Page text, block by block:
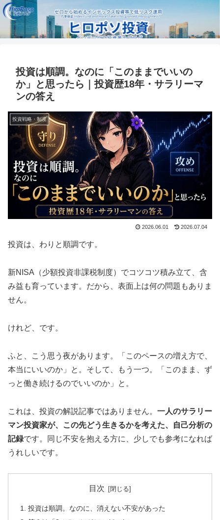
投資は順調。なのに「このままでいいの
か」と思ったら｜投資歴18年・サラリーマ
ンの答え
投資戦略・制度
2026.06.01 2026.07.04
投資は、わりと順調です。
新NISA（少額投資非課税制度）でコツコツ積み立て、含
み益も育っています。だから、表面上は何の問題もありま
せん。
けれど、です。
ふと、こう思う夜があります。「このペースの増え方で、
本当にいいのか」と。そして、もう一つ。「このまま、ず
っと働き続けるのでいいのか」と。
これは、投資の解説記事ではありません。 一人のサラリー
マン投資家が、この先どう生きるかを考えた、自己分析の
記録です。同じ不安を抱える方に、少しでも参考になれば
うれしいです。
目次
投資は順調。なのに、消えない不安があった